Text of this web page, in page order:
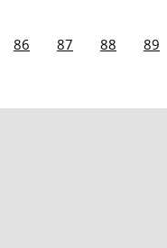
86 87 88 89